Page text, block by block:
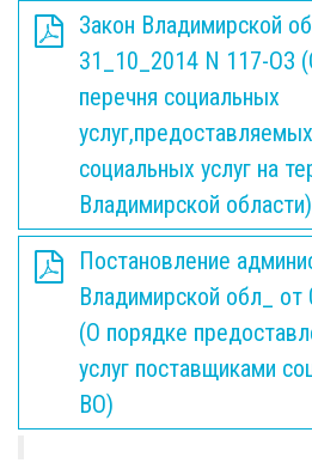
Закон Владимирской
31_10_2014 N 117-ОЗ
перечня социальных
социальных услуг на
Владимирской области)
Постановление
Владимирской обл_
(О порядке
услуг поставщиками
ВО)